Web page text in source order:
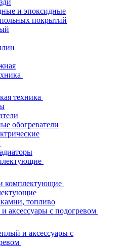
и эпоксидные
покрытий
техника
обогреватели
комплектующие
топливо
аксессуары с подогревом
и аксессуары с